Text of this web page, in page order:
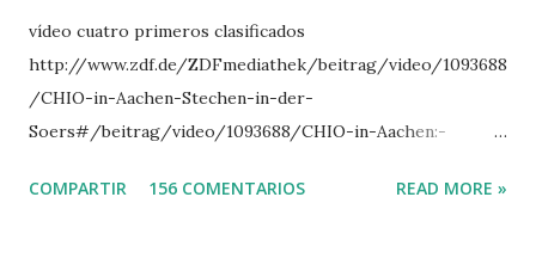
vídeo cuatro primeros clasificados
http://www.zdf.de/ZDFmediathek/beitrag/video/1093688
/CHIO-in-Aachen-Stechen-in-der-
Soers#/beitrag/video/1093688/CHIO-in-Aachen:-
COMPARTIR 156 COMENTARIOS READ MORE »